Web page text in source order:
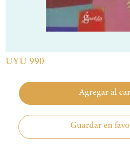
UYU 990
Agregar al
Guardar en